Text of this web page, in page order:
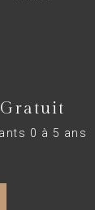
Gratuit
0 à 5 ans